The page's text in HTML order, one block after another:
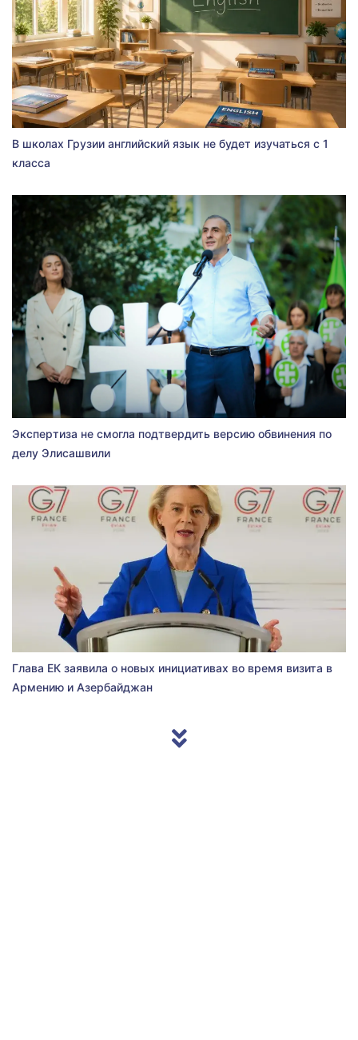
В школах Грузии английский язык не будет изучаться с 1
класса
Экспертиза не смогла подтвердить версию обвинения по
делу Элисашвили
Глава ЕК заявила о новых инициативах во время визита в
Армению и Азербайджан